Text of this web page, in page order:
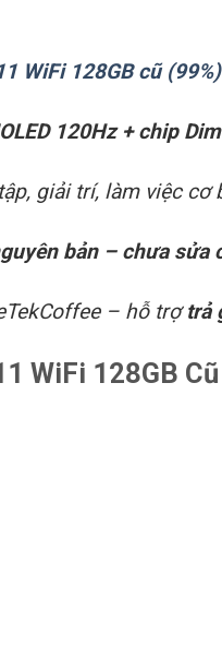
WiFi 128GB cũ (99%)
120Hz + chip
giải trí, làm việc cơ
bản – chưa sửa
– hỗ trợtrả
WiFi 128GB